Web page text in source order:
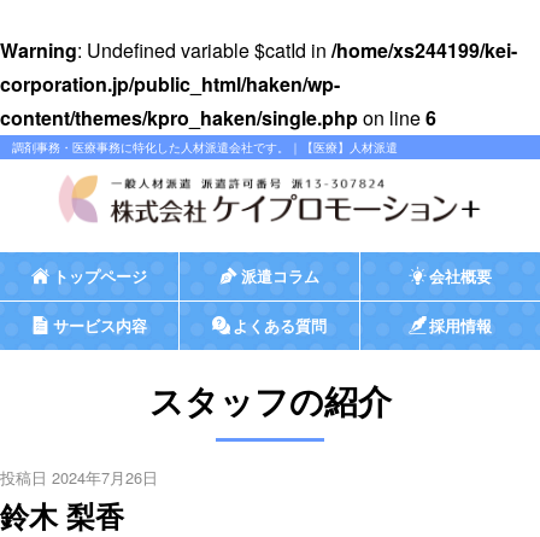
Warning: Undefined variable $catId in /home/xs244199/kei-
corporation.jp/public_html/haken/wp-
content/themes/kpro_haken/single.phpon line6
調剤事務・医療事務に特化した人材派遣会社です。｜【医療】人材派遣
トップページ 派遣コラム 会社概要
サービス内容 よくある質問 採用情報
スタッフの紹介
投稿日 2024年7月26日
鈴木 梨香